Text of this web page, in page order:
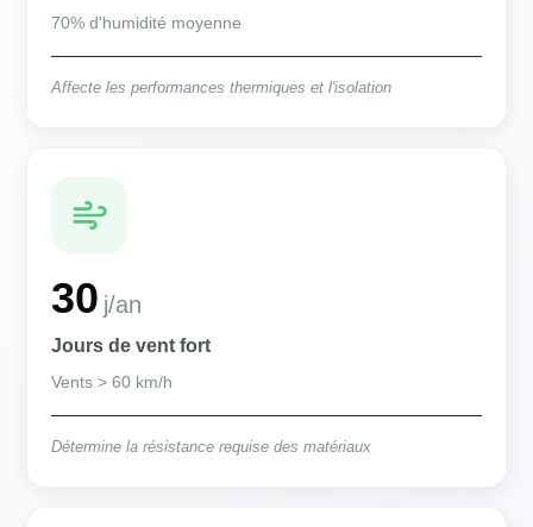
70% d'humidité moyenne
Affecte les performances thermiques et l'isolation
30 j/an
Jours de vent fort
Vents > 60 km/h
Détermine la résistance requise des matériaux